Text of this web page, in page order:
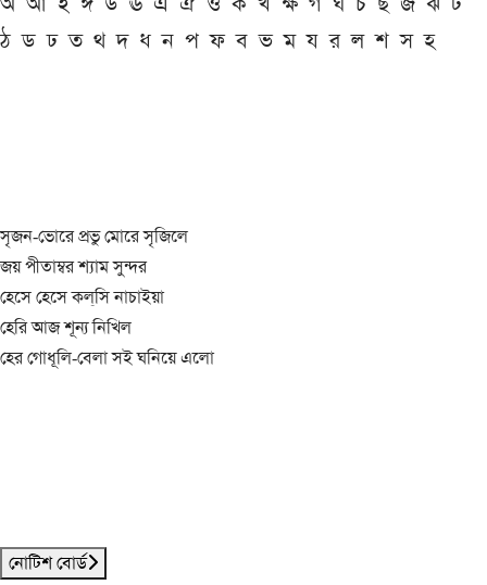
ঠ ড ঢ ত থ দ ধ ন প ফ ব ভ ম য র ল শ স হ
সৃজন-ভোরে প্রভু মোরে সৃজিলে
জয় পীতাম্বর শ্যাম সুন্দর
হেসে হেসে কল্‌সি নাচাইয়া
হেরি আজ শূন্য নিখিল
হের গোধূলি-বেলা সই ঘনিয়ে এলো
নোটিশ বোর্ড